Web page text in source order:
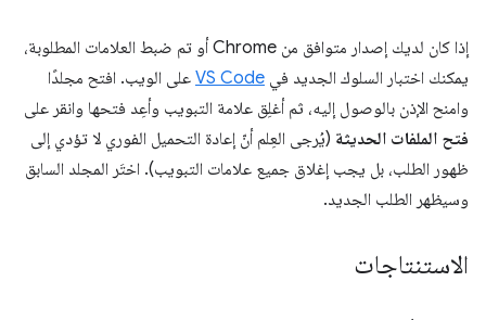
إذا كان لديك إصدار متوافق من Chrome أو تم ضبط العلامات المطلوبة،
يمكنك اختبار السلوك الجديد في VS Code على الويب. افتح مجلدًا
وامنح الإذن بالوصول إليه، ثم أغلِق علامة التبويب وأعِد فتحها وانقر على
فتح الملفات الحديثة (يُرجى العِلم أنّ إعادة التحميل الفوري لا تؤدي إلى
ظهور الطلب، بل يجب إغلاق جميع علامات التبويب). اختَر المجلد السابق
وسيظهر الطلب الجديد.
الاستنتاجات